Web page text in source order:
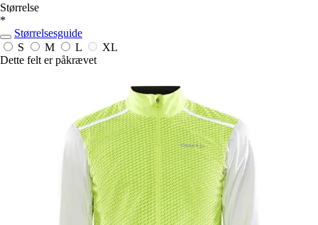
Størrelse
*
Størrelsesguide
S
M L
XL
Dette felt er påkrævet